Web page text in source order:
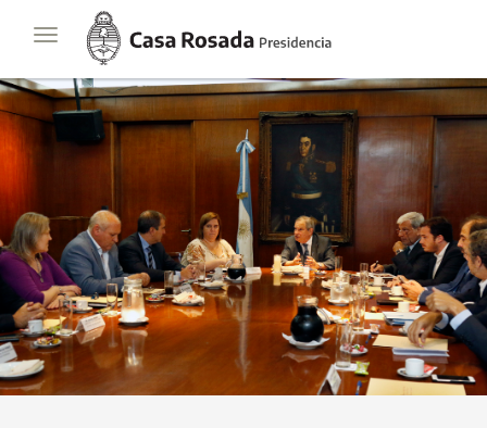
Toggle
navigation
Casa
Rosada
Presidencia
de
la
Nación